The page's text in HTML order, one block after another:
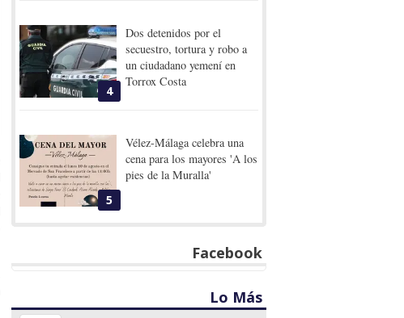
4
Dos detenidos por el
secuestro, tortura y robo a
un ciudadano yemení en
Torrox Costa
5
Vélez-Málaga celebra una
cena para los mayores 'A los
pies de la Muralla'
Facebook
Lo Más